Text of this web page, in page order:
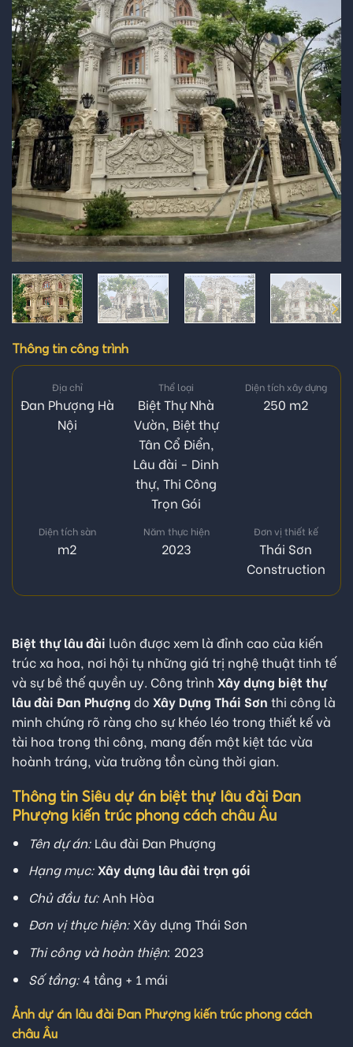
Thông tin công trình
Địa chỉ
Đan Phượng Hà
Nội
Thể loại
Biệt Thự Nhà
Vườn, Biệt thự
Tân Cổ Điển,
Lâu đài - Dinh
thự,Thi Công
Trọn Gói
Diện tích xây dựng
250 m2
Diện tích sàn
m2
Năm thực hiện
2023
Đơn vị thiết kế
Thái Sơn
Construction
Biệt thự lâu đài luôn được xem là đỉnh cao của kiến
trúc xa hoa, nơi hội tụ những giá trị nghệ thuật tinh tế
và sự bề thế quyền uy. Công trình Xây dựng biệt thự
lâu đài Đan Phượng do Xây Dựng Thái Sơn thi công là
minh chứng rõ ràng cho sự khéo léo trong thiết kế và
tài hoa trong thi công, mang đến một kiệt tác vừa
hoành tráng, vừa trường tồn cùng thời gian.
Thông tin Siêu dự án biệt thự lâu đài Đan
Phượng kiến trúc phong cách châu Âu
Tên dự án:Lâu đài Đan Phượng
Hạng mục:Xây dựng lâu đài trọn gói
Chủ đầu tư:Anh Hòa
Đơn vị thực hiện:Xây dựng Thái Sơn
Thi công và hoàn thiện: 2023
Số tầng:4 tầng + 1 mái
Ảnh dự án lâu đài Đan Phượng kiến trúc phong cách
châu Âu